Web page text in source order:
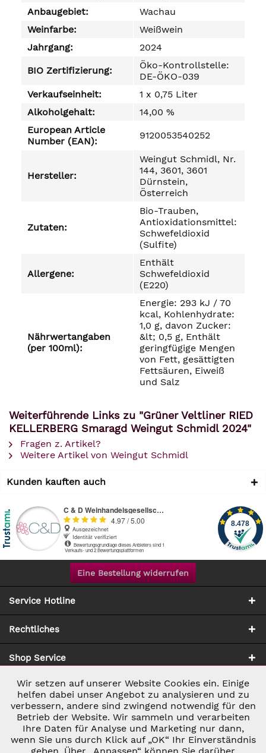
Anbaugebiet:
Wachau
Weinfarbe:
Weißwein
Jahrgang:
2024
BIO Zertifizierung:
Öko-Kontrollstelle:
DE-ÖKO-039
Verkaufseinheit:
1 x 0,75 Liter
Alkoholgehalt:
14,00 %
European Article
Number (EAN):
9120053540252
Hersteller:
Weingut Schmidl, Nr.
144, 3601, 3601
Dürnstein,
Österreich
Zutaten:
Bio-Trauben,
Antioxidationsmittel:
Schwefeldioxid
(Sulfite)
Allergene:
Enthält
Schwefeldioxid
(E220)
Nährwertangaben
(per 100ml):
Energie: 293 kJ / 70
kcal, Kohlenhydrate:
1,0 g, davon Zucker:
&lt; 0,5 g, Enthält
geringfügige Mengen
von Fett, gesättigten
Fettsäuren, Eiweiß
und Salz
Weiterführende Links zu "Grüner Veltliner RIED
KELLERBERG Smaragd Weingut Schmidl 2024"
Fragen z. Artikel?
Weitere Artikel von Weingut Schmidl
Kunden kauften auch
Eine Bestellung widerrufen
Service Hotline
Rechtliches
Shop Service
Zahlung & Versand
Notwendig Aktiv
Marketing Inaktiv
Wir setzen auf unserer Website Cookies ein. Einige
helfen dabei unser Angebot zu analysieren und zu
verbessern, andere sind zwingend notwendig für den
Betrieb der Website. Wir sammeln und verarbeiten
Ihre Daten für Analyse und Marketing nur dann,
wenn Sie uns durch Klick auf „OK“ Ihr Einverständnis